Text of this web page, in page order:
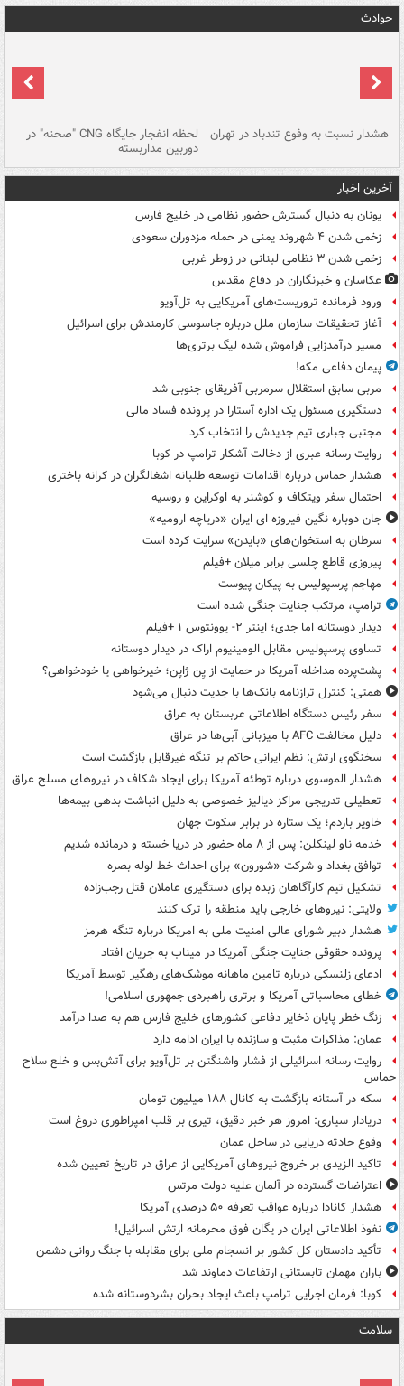
حوادث
هشدار نسبت به وفوع تندباد در تهران لحظه انفجار جایگاه CNG "صحنه" در
دوربین مداربسته
آخرین اخبار
یونان به دنبال گسترش حضور نظامی در خلیج فارس
زخمی شدن ۴ شهروند یمنی در حمله مزدوران سعودی
زخمی شدن ۳ نظامی لبنانی در زوطر غربی
عکاسان و خبرنگاران در دفاع مقدس
ورود فرمانده تروریست‌های آمریکایی به تل‌آویو
آغاز تحقیقات سازمان ملل درباره جاسوسی کارمندش برای اسرائیل
مسیر درآمدزایی فراموش شده لیگ برتری‌ها
پیمان دفاعی مکه!
مربی سابق استقلال سرمربی آفریقای جنوبی شد
دستگیری مسئول یک اداره آستارا در پرونده فساد مالی
مجتبی جباری تیم جدیدش را انتخاب کرد
روایت رسانه عبری از دخالت آشکار ترامپ در کوبا
هشدار حماس درباره اقدامات توسعه طلبانه اشغالگران در کرانه باختری
احتمال سفر ویتکاف و کوشنر به اوکراین و روسیه
جان دوباره نگین فیروزه ای ایران «دریاچه ارومیه»
سرطان به استخوان‌های «بایدن» سرایت کرده است
پیروزی قاطع چلسی برابر میلان +فیلم
مهاجم پرسپولیس به پیکان پیوست
ترامپ، مرتکب جنایت جنگی شده است
دیدار دوستانه اما جدی؛ اینتر ۲- یوونتوس ۱ +فیلم
تساوی پرسپولیس مقابل الومینیوم اراک در دیدار دوستانه
پشت‌پرده مداخله آمریکا در حمایت از یِن ژاپن؛ خیرخواهی یا خودخواهی؟
همتی: کنترل ترازنامه بانک‌ها با جدیت دنبال می‌شود
سفر رئیس دستگاه اطلاعاتی عربستان به عراق
دلیل مخالفت AFC با میزبانی آبی‌ها در عراق
سخنگوی ارتش: نظم ایرانی حاکم بر تنگه غیرقابل بازگشت است
هشدار الموسوی درباره توطئه آمریکا برای ایجاد شکاف در نیروهای مسلح عراق
تعطیلی تدریجی مراکز دیالیز خصوصی به دلیل انباشت بدهی بیمه‌ها
خاویر باردم؛ یک ستاره در برابر سکوت جهان
خدمه ناو لینکلن: پس از ۸ ماه حضور در دریا خسته و درمانده‌ شدیم
توافق بغداد و شرکت «شورون» برای احداث خط لوله بصره
تشکیل تیم کارآگاهان زبده برای دستگیری عاملان قتل رجب‌زاده
ولایتی: نیروهای خارجی باید منطقه را ترک کنند
هشدار دبیر شورای عالی امنیت ملی به امریکا درباره تنگه هرمز
پرونده حقوقی جنایت جنگی آمریکا در میناب به جریان افتاد
ادعای زلنسکی درباره تامین ماهانه موشک‌های رهگیر توسط آمریکا
خطای محاسباتی آمریکا و برتری راهبردی جمهوری اسلامی!
زنگ خطر پایان ذخایر دفاعی کشورهای خلیج فارس هم به صدا درآمد
عمان: مذاکرات مثبت و سازنده با ایران ادامه دارد
روایت رسانه اسرائیلی از فشار واشنگتن بر تل‌آویو برای آتش‌بس و خلع سلاح
حماس
سکه در آستانه بازگشت به کانال ۱۸۸ میلیون تومان
دریادار سیاری: امروز هر خبر دقیق، تیری بر قلب امپراطوری دروغ است
وقوع حادثه دریایی در ساحل عمان
تاکید الزیدی بر خروج نیروهای آمریکایی از عراق در تاریخ تعیین شده
اعتراضات گسترده در آلمان علیه دولت مرتس
هشدار کانادا درباره عواقب تعرفه ۵۰ درصدی آمریکا
نفوذ اطلاعاتی ایران در یگان فوق محرمانه ارتش اسرائیل!
تأکید دادستان کل کشور بر انسجام ملی برای مقابله با جنگ روانی دشمن
باران مهمان تابستانی ارتفاعات دماوند شد
کوبا: فرمان اجرایی ترامپ باعث ایجاد بحران بشردوستانه شده
سلامت